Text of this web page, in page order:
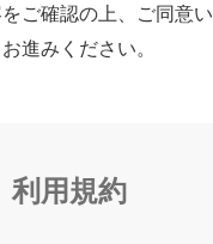
します
ご確認の上、ご同意
進みください。
利用規約